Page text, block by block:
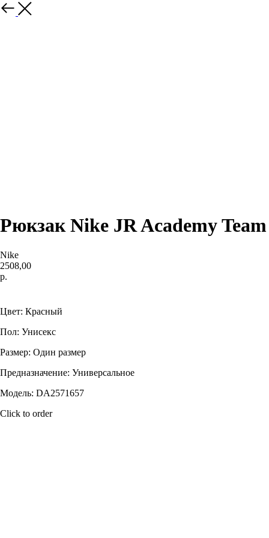
Назад
Рюкзак Nike JR Academy Team
Nike
2508,00
р.
Цвет: Красный
Пол: Унисекс
Размер: Один размер
Предназначение: Универсальное
Модель: DA2571657
Click to order